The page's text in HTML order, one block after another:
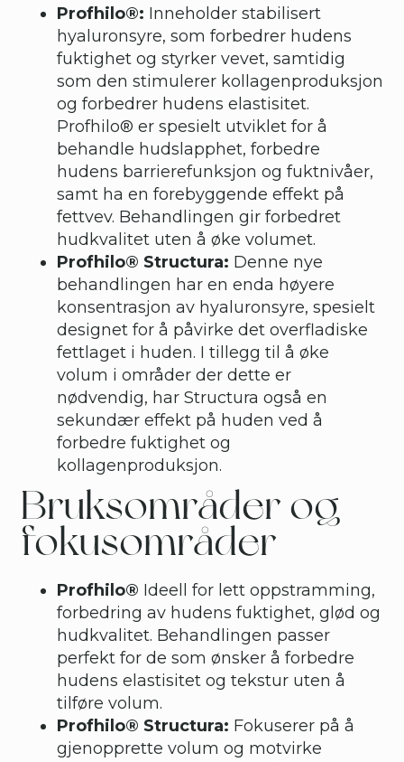
Profhilo®: Inneholder stabilisert
hyaluronsyre, som forbedrer hudens
fuktighet og styrker vevet, samtidig
som den stimulerer kollagenproduksjon
og forbedrer hudens elastisitet.
Profhilo® er spesielt utviklet for å
behandle hudslapphet, forbedre
hudens barrierefunksjon og fuktnivåer,
samt ha en forebyggende effekt på
fettvev. Behandlingen gir forbedret
hudkvalitet uten å øke volumet.
Profhilo® Structura: Denne nye
behandlingen har en enda høyere
konsentrasjon av hyaluronsyre, spesielt
designet for å påvirke det overfladiske
fettlaget i huden. I tillegg til å øke
volum i områder der dette er
nødvendig, har Structura også en
sekundær effekt på huden ved å
forbedre fuktighet og
kollagenproduksjon.
Bruksområder og
fokusområder
Profhilo® Ideell for lett oppstramming,
forbedring av hudens fuktighet, glød og
hudkvalitet. Behandlingen passer
perfekt for de som ønsker å forbedre
hudens elastisitet og tekstur uten å
tilføre volum.
Profhilo® Structura: Fokuserer på å
gjenopprette volum og motvirke